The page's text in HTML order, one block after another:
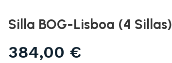
Silla BOG-Lisboa (4 Sillas)
384,00 €